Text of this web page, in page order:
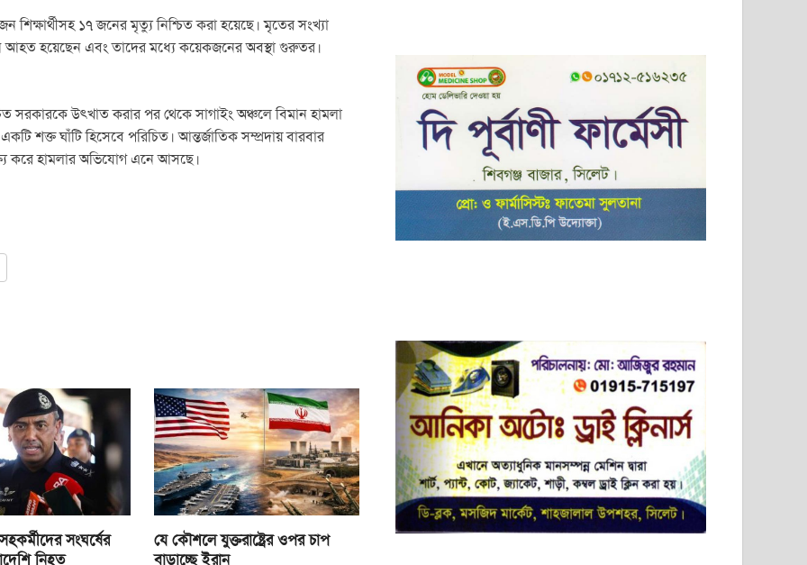
শিক্ষার্থীসহ ১৭ জনের মৃত্যু নিশ্চিত করা হয়েছে। মৃতের সংখ্যা
আহত হয়েছেন এবং তাদের মধ্যে কয়েকজনের অবস্থা গুরুতর।
সরকারকে উৎখাত করার পর থেকে সাগাইং অঞ্চলে বিমান হামলা
শক্ত ঘাঁটি হিসেবে পরিচিত। আন্তর্জাতিক সম্প্রদায় বারবার
করে হামলার অভিযোগ এনে আসছে।
সংঘর্ষের
নিহত
যে কৌশলে যুক্তরাষ্ট্রের ওপর চাপ
বাড়াচ্ছে ইরান